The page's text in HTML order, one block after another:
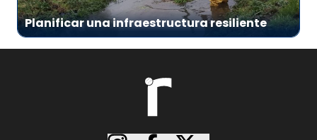
Planificar una infraestructura resiliente